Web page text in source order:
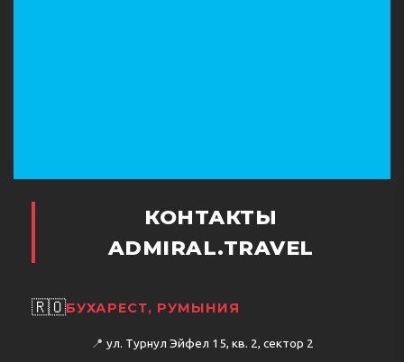
КОНТАКТЫ
ADMIRAL.TRAVEL
🇷🇴БУХАРЕСТ, РУМЫНИЯ
📍 ул. Турнул Эйфел 15, кв. 2, сектор 2